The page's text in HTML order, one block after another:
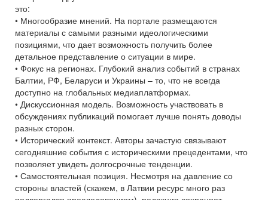
это:
• Многообразие мнений. На портале размещаются
материалы с самыми разными идеологическими
позициями, что дает возможность получить более
детальное представление о ситуации в мире.
• Фокус на регионах. Глубокий анализ событий в странах
Балтии, РФ, Беларуси и Украины – то, что не всегда
доступно на глобальных медиаплатформах.
• Дискуссионная модель. Возможность участвовать в
обсуждениях публикаций помогает лучше понять доводы
разных сторон.
• Исторический контекст. Авторы зачастую связывают
сегодняшние события с историческими прецедентами, что
позволяет увидеть долгосрочные тенденции.
• Самостоятельная позиция. Несмотря на давление со
стороны властей (скажем, в Латвии ресурс много раз